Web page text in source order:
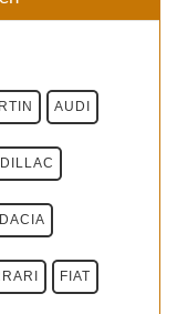
AUDI
DACIA
FIAT